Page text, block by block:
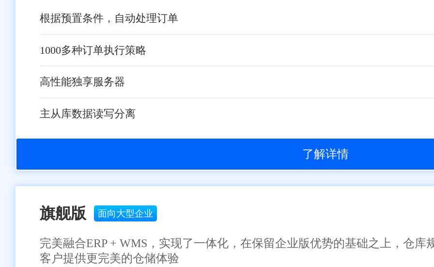
根据预置条件，自动处理订单
1000多种订单执行策略
高性能独享服务器
主从库数据读写分离
了解详情
旗舰版 面向大型企业
完美融合ERP + WMS，实现了一体化，在保留企业版优势的基础之上，仓库
客户提供更完美的仓储体验